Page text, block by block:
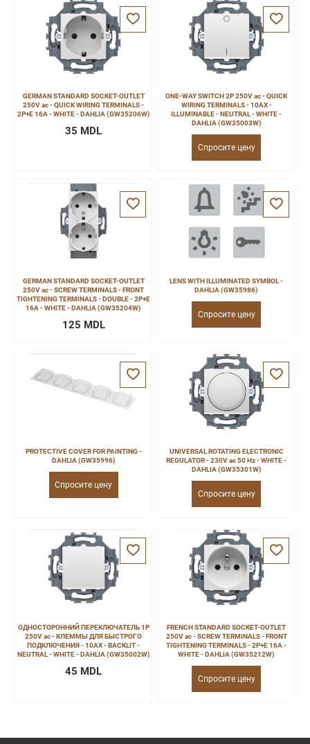
GERMAN STANDARD SOCKET-OUTLET
250V ac - QUICK WIRING TERMINALS -
2P+E 16A - WHITE - DAHLIA (GW35206W)
35 MDL
ONE-WAY SWITCH 2P 250V ac - QUICK
WIRING TERMINALS - 10AX -
ILLUMINABLE - NEUTRAL - WHITE -
DAHLIA (GW35003W)
Спросите цену
GERMAN STANDARD SOCKET-OUTLET
250V ac - SCREW TERMINALS - FRONT
TIGHTENING TERMINALS - DOUBLE - 2P+E
16A - WHITE - DAHLIA (GW35204W)
125 MDL
LENS WITH ILLUMINATED SYMBOL -
DAHLIA (GW35986)
Спросите цену
PROTECTIVE COVER FOR PAINTING -
DAHLIA (GW35996)
Спросите цену
UNIVERSAL ROTATING ELECTRONIC
REGULATOR - 230V ac 50 Hz - WHITE -
DAHLIA (GW35301W)
Спросите цену
ОДНОСТОРОННИЙ ПЕРЕКЛЮЧАТЕЛЬ 1P
250V ac - КЛЕММЫ ДЛЯ БЫСТРОГО
ПОДКЛЮЧЕНИЯ - 10AX - BACKLIT -
NEUTRAL - WHITE - DAHLIA (GW35002W)
45 MDL
FRENCH STANDARD SOCKET-OUTLET
250V ac - SCREW TERMINALS - FRONT
TIGHTENING TERMINALS - 2P+E 16A -
WHITE - DAHLIA (GW35212W)
Спросите цену